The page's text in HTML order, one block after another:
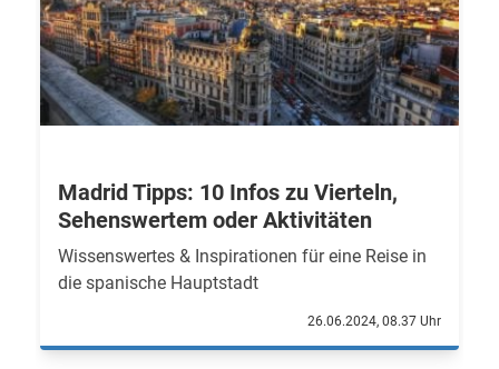
Madrid Tipps: 10 Infos zu Vierteln,
Sehenswertem oder Aktivitäten
Wissenswertes & Inspirationen für eine Reise in
die spanische Hauptstadt
26.06.2024, 08.37 Uhr